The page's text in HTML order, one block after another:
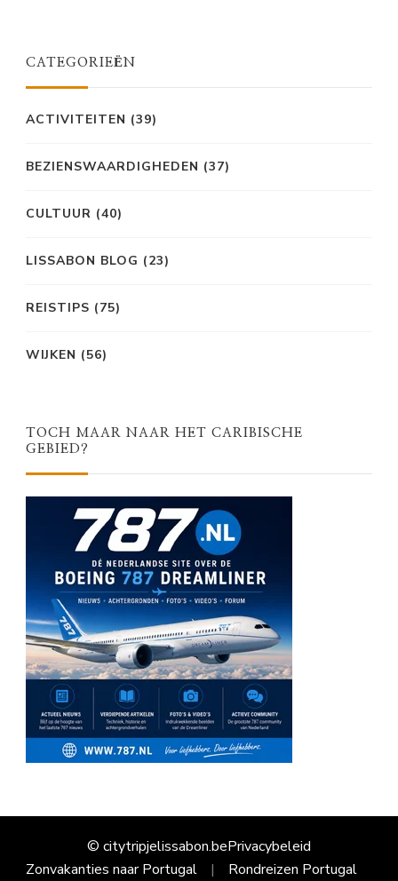
CATEGORIEËN
ACTIVITEITEN (39)
BEZIENSWAARDIGHEDEN (37)
CULTUUR (40)
LISSABON BLOG (23)
REISTIPS (75)
WIJKEN (56)
TOCH MAAR NAAR HET CARIBISCHE
GEBIED?
© citytripjelissabon.bePrivacybeleid
Zonvakanties naar Portugal
Rondreizen Portugal